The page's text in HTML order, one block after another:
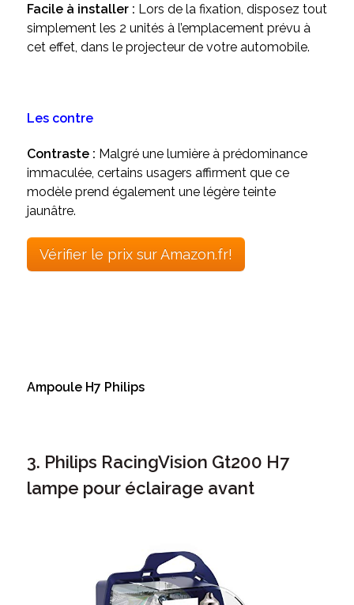
Facile à installer : Lors de la fixation, disposez tout
simplement les 2 unités à l’emplacement prévu à
cet effet, dans le projecteur de votre automobile.
Les contre
Contraste : Malgré une lumière à prédominance
immaculée, certains usagers affirment que ce
modèle prend également une légère teinte
jaunâtre.
Vérifier le prix sur Amazon.fr!
Ampoule H7 Philips
3. Philips RacingVision Gt200 H7
lampe pour éclairage avant